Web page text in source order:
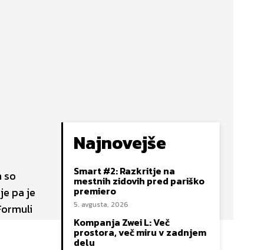
so
pa je
Najnovejše
Smart #2: Razkritje na
mestnih zidovih pred pariško
premiero
5. avgusta, 2026
Kompanja Zwei L: Več
prostora, več miru v zadnjem
delu